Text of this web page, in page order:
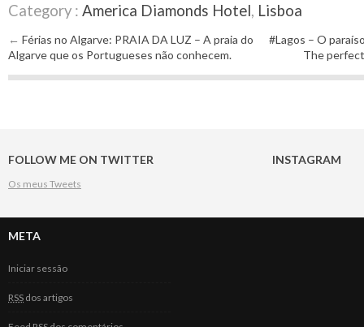
Category : America Diamonds Hotel, Lisboa
Post navigation
← Férias no Algarve: PRAIA DA LUZ – A praia do
Algarve que os Portugueses não conhecem.
#Lagos – O
The
FOLLOW ME ON TWITTER
Os meus Tweets
INSTAGRAM
META
Iniciar sessão
RSS dos artigos